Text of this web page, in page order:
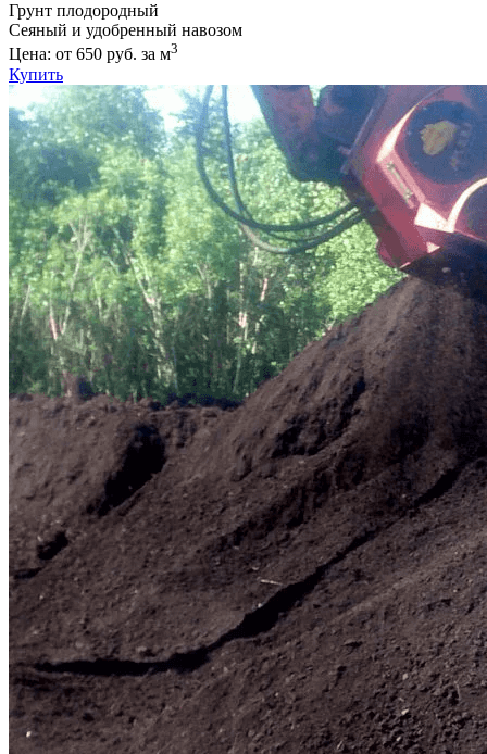
Грунт плодородный
Сеяный и удобренный навозом
Цена: от 650 руб. за м3
Купить